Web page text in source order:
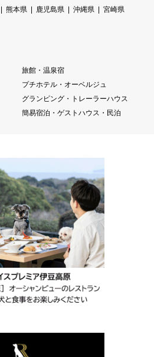
熊本県 鹿児島県 沖縄県
宮崎県
旅館・温泉宿
プチホテル・オーベルジュ
グランピング・トレーラーハウス
簡易宿泊・ゲストハウス・民泊